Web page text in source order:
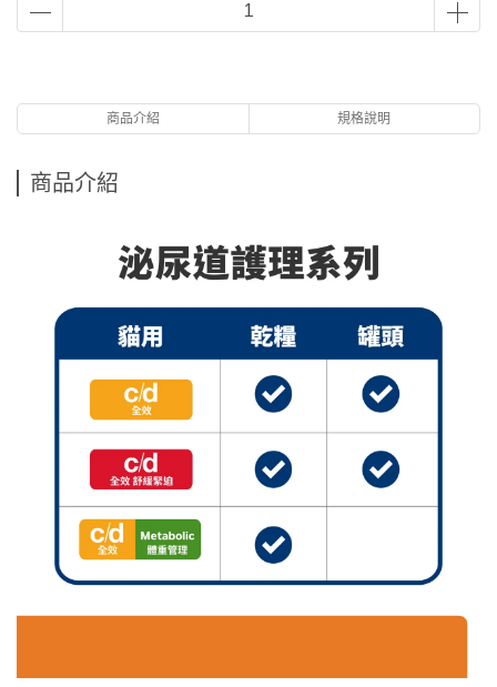
商品介紹 規格說明
商品介紹